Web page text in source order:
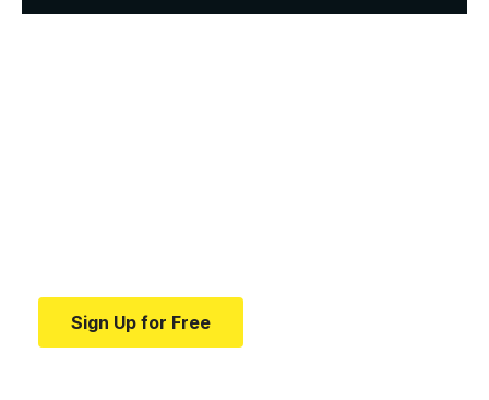
Sign Up for Free